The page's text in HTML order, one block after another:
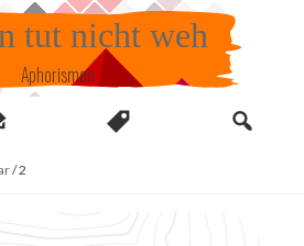
tut nicht weh
Aphorismen
/2